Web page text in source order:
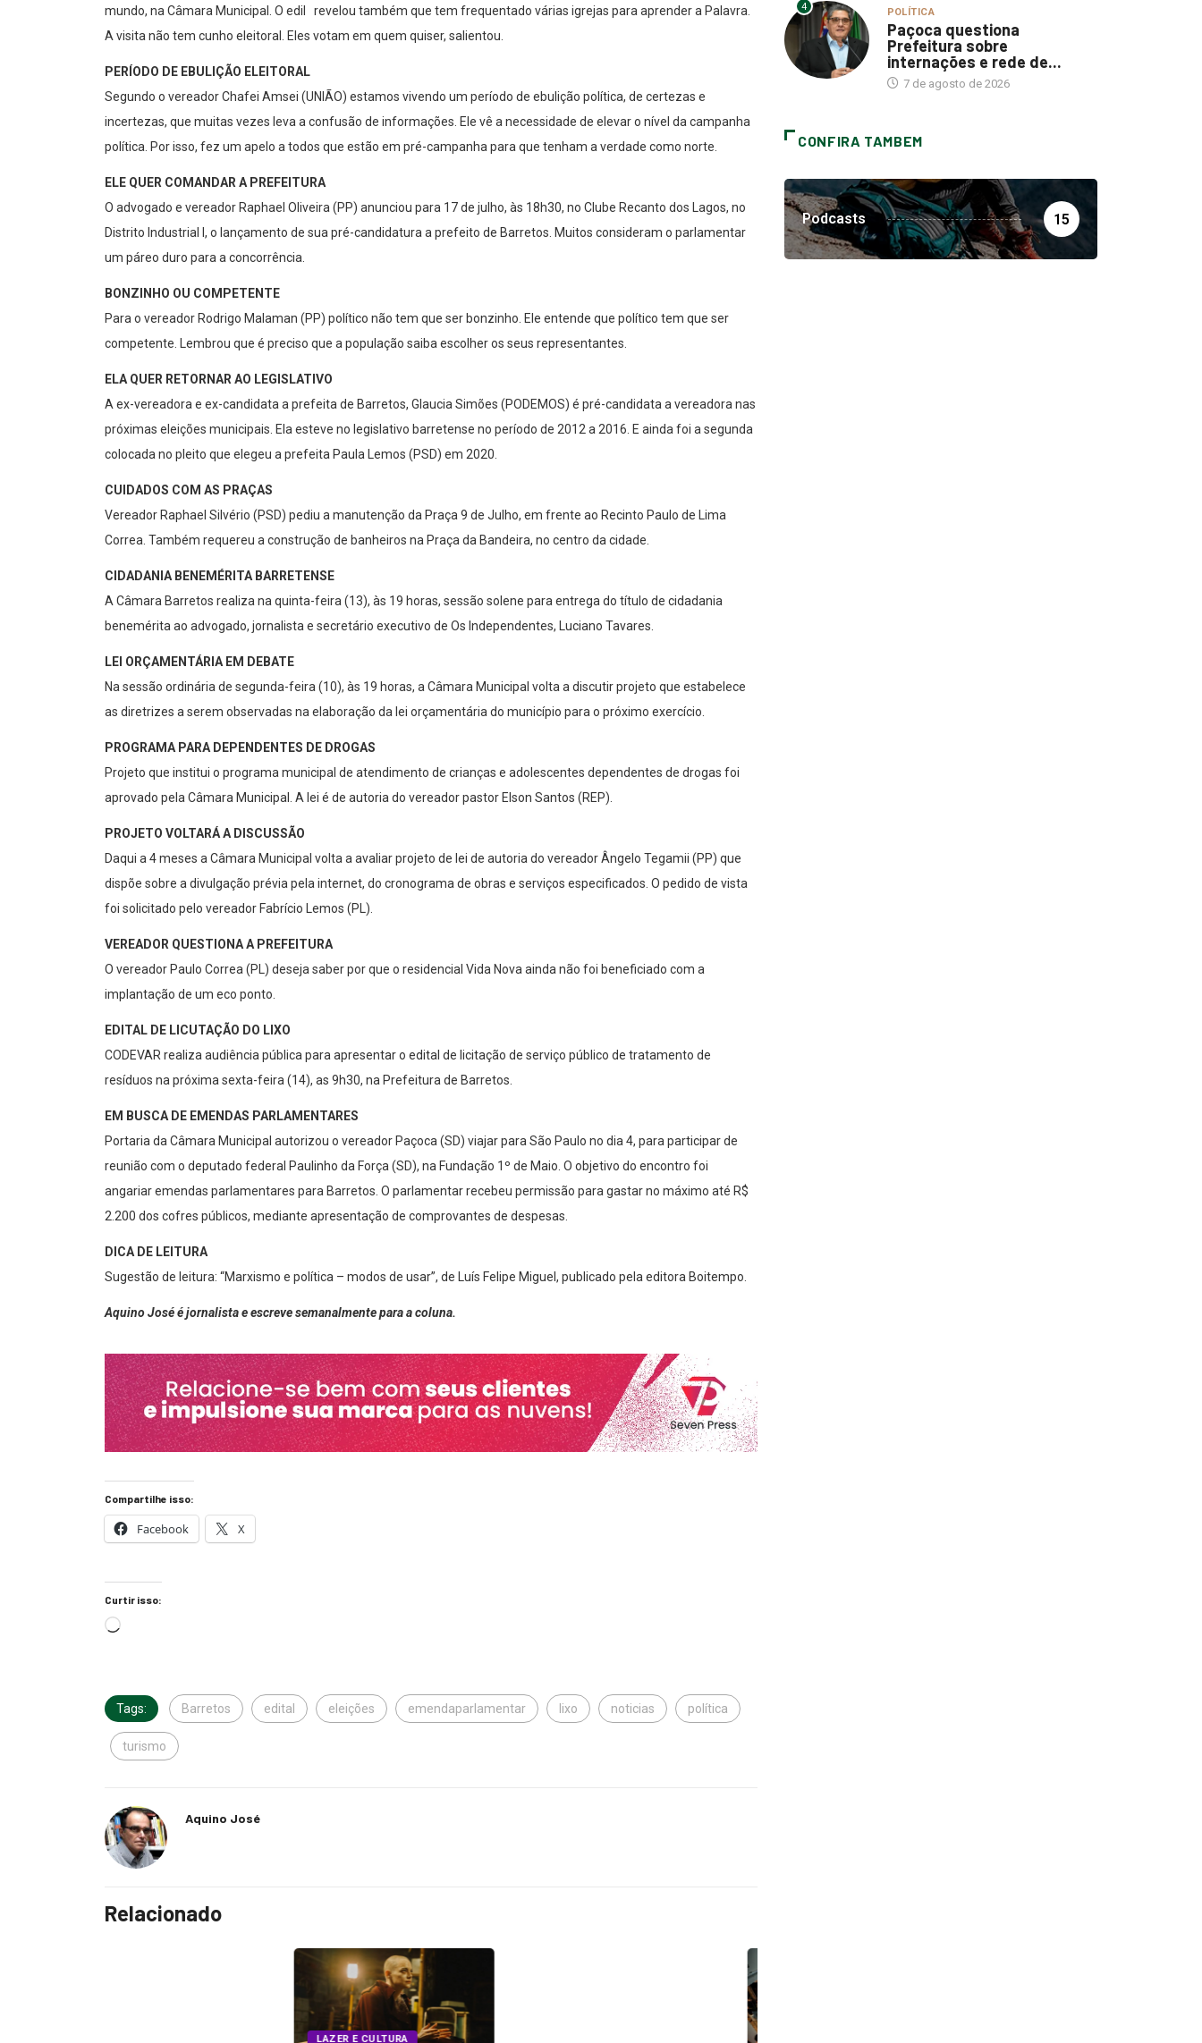
mundo, na Câmara Municipal. O edil revelou também que tem frequentado várias igrejas para aprender a Palavra.
A visita não tem cunho eleitoral. Eles votam em quem quiser, salientou.
PERÍODO DE EBULIÇÃO ELEITORAL
Segundo o vereador Chafei Amsei (UNIÃO) estamos vivendo um período de ebulição política, de certezas e
incertezas, que muitas vezes leva a confusão de informações. Ele vê a necessidade de elevar o nível da campanha
política. Por isso, fez um apelo a todos que estão em pré-campanha para que tenham a verdade como norte.
ELE QUER COMANDAR A PREFEITURA
O advogado e vereador Raphael Oliveira (PP) anunciou para 17 de julho, às 18h30, no Clube Recanto dos Lagos, no
Distrito Industrial I, o lançamento de sua pré-candidatura a prefeito de Barretos. Muitos consideram o parlamentar
um páreo duro para a concorrência.
BONZINHO OU COMPETENTE
Para o vereador Rodrigo Malaman (PP) político não tem que ser bonzinho. Ele entende que político tem que ser
competente. Lembrou que é preciso que a população saiba escolher os seus representantes.
ELA QUER RETORNAR AO LEGISLATIVO
A ex-vereadora e ex-candidata a prefeita de Barretos, Glaucia Simões (PODEMOS) é pré-candidata a vereadora nas
próximas eleições municipais. Ela esteve no legislativo barretense no período de 2012 a 2016. E ainda foi a segunda
colocada no pleito que elegeu a prefeita Paula Lemos (PSD) em 2020.
CUIDADOS COM AS PRAÇAS
Vereador Raphael Silvério (PSD) pediu a manutenção da Praça 9 de Julho, em frente ao Recinto Paulo de Lima
Correa. Também requereu a construção de banheiros na Praça da Bandeira, no centro da cidade.
CIDADANIA BENEMÉRITA BARRETENSE
A Câmara Barretos realiza na quinta-feira (13), às 19 horas, sessão solene para entrega do título de cidadania
benemérita ao advogado, jornalista e secretário executivo de Os Independentes, Luciano Tavares.
LEI ORÇAMENTÁRIA EM DEBATE
Na sessão ordinária de segunda-feira (10), às 19 horas, a Câmara Municipal volta a discutir projeto que estabelece
as diretrizes a serem observadas na elaboração da lei orçamentária do município para o próximo exercício.
PROGRAMA PARA DEPENDENTES DE DROGAS
Projeto que institui o programa municipal de atendimento de crianças e adolescentes dependentes de drogas foi
aprovado pela Câmara Municipal. A lei é de autoria do vereador pastor Elson Santos (REP).
PROJETO VOLTARÁ A DISCUSSÃO
Daqui a 4 meses a Câmara Municipal volta a avaliar projeto de lei de autoria do vereador Ângelo Tegamii (PP) que
dispõe sobre a divulgação prévia pela internet, do cronograma de obras e serviços especificados. O pedido de vista
foi solicitado pelo vereador Fabrício Lemos (PL).
VEREADOR QUESTIONA A PREFEITURA
O vereador Paulo Correa (PL) deseja saber por que o residencial Vida Nova ainda não foi beneficiado com a
implantação de um eco ponto.
EDITAL DE LICUTAÇÃO DO LIXO
CODEVAR realiza audiência pública para apresentar o edital de licitação de serviço público de tratamento de
resíduos na próxima sexta-feira (14), as 9h30, na Prefeitura de Barretos.
EM BUSCA DE EMENDAS PARLAMENTARES
Portaria da Câmara Municipal autorizou o vereador Paçoca (SD) viajar para São Paulo no dia 4, para participar de
reunião com o deputado federal Paulinho da Força (SD), na Fundação 1º de Maio. O objetivo do encontro foi
angariar emendas parlamentares para Barretos. O parlamentar recebeu permissão para gastar no máximo até R$
2.200 dos cofres públicos, mediante apresentação de comprovantes de despesas.
DICA DE LEITURA
Sugestão de leitura: “Marxismo e política – modos de usar”, de Luís Felipe Miguel, publicado pela editora Boitempo.
Aquino José é jornalista e escreve semanalmente para a coluna.
Compartilhe isso:
Facebook X
Curtir isso:
Tags: Barretos edital eleições emendaparlamentar lixo noticias política
turismo
Aquino José
Relacionado
4 POLÍTICA
Paçoca questiona
Prefeitura sobre
internações e rede de...
7 de agosto de 2026
CONFIRA TAMBEM
Podcasts 15